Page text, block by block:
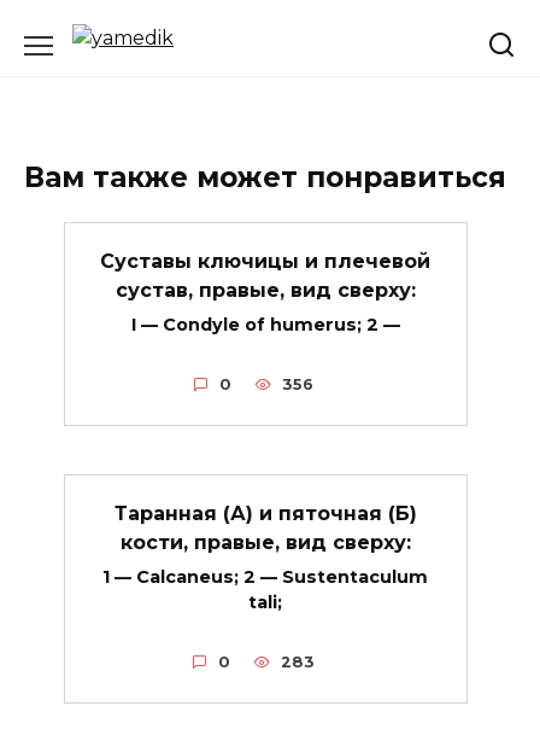
Вам также может понравиться
Суставы ключицы и плечевой
сустав, правые, вид сверху:
I — Condyle of humerus; 2 —
0 356
Таранная (А) и пяточная (Б)
кости, правые, вид сверху:
1 — Calcaneus; 2 — Sustentaculum
tali;
0 283